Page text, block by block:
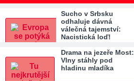
Sucho v Srbsku
odhaluje dávná
válečná tajemství:
Nacistická loď!
Drama na jezeře Most:
Vlny stáhly pod
hladinu mladíka